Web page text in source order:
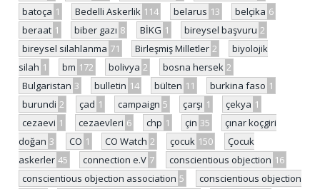
batoça 1 Bedelli Askerlik 114 belarus 13 belçika 6
beraat 1 biber gazı 8 BİKG 1 bireysel başvuru 2
bireysel silahlanma 71 Birleşmiş Milletler 2
biyolojik
silah 1 bm 172 bolivya 2 bosna hersek 2
Bulgaristan 3 bulletin 14 bülten 11 burkina faso 1
burundi 2 çad 1 campaign 5 çarşı 1 çekya 1
cezaevi 1 cezaevleri 6 chp 1 çin 35
çınar koçgiri
doğan 3 CO 1 CO Watch 2 çocuk 150
Çocuk
askerler 45 connection e.V 7 conscientious objection 16
conscientious objection association 5
conscientious objection